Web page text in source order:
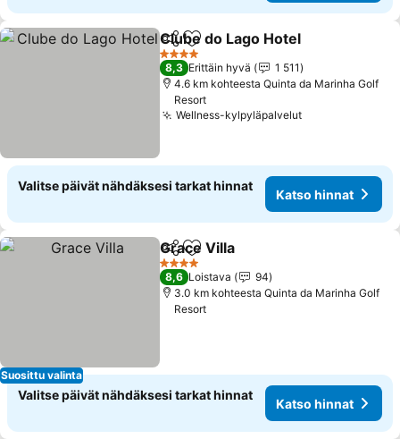
Jaa Lisää suosikkeihin
Clube do Lago Hotel
4 Tähtiluokitus
8,3 Erittäin hyvä
1 511
4.6 km kohteesta Quinta da Marinha Golf
Resort
Wellness-kylpyläpalvelutKatso hinnat
Valitse päivät nähdäksesi tarkat hinnat
Katso hinnat
Suosittu valinta
Jaa Lisää suosikkeihin
Grace Villa
4 Tähtiluokitus
8,6 Loistava
94
3.0 km kohteesta Quinta da Marinha Golf
Resort
Valitse päivät nähdäksesi tarkat hinnat
Katso hinnat